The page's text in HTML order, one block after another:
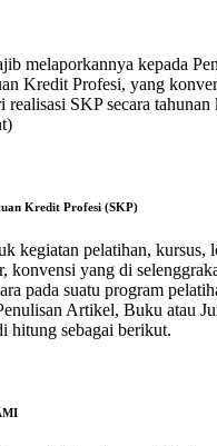
melaporkannya kepada
Kredit Profesi, yang
SKP secara tahunan
Kredit Profesi (SKP)
kegiatan pelatihan, kursus,
konvensi yang di
pada suatu program
Artikel, Buku atau
hitung sebagai berikut.